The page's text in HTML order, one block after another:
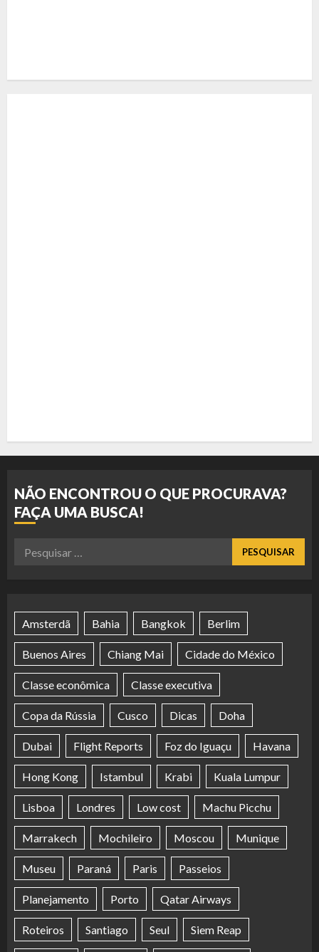
NÃO ENCONTROU O QUE PROCURAVA?
FAÇA UMA BUSCA!
Pesquisar
Amsterdã Bahia Bangkok Berlim
Buenos Aires Chiang Mai Cidade do México
Classe econômica Classe executiva
Copa da Rússia Cusco Dicas Doha
Dubai Flight Reports Foz do Iguaçu Havana
Hong Kong Istambul Krabi Kuala Lumpur
Lisboa Londres Low cost Machu Picchu
Marrakech Mochileiro Moscou Munique
Museu Paraná Paris Passeios
Planejamento Porto Qatar Airways
Roteiros Santiago Seul Siem Reap